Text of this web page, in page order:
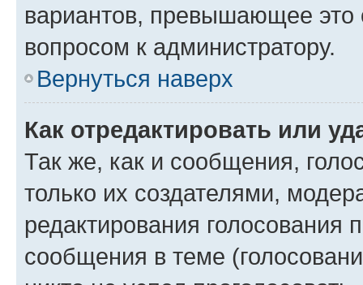
вариантов, превышающее это
вопросом к администратору.
Вернуться наверх
Как отредактировать или
Так же, как и сообщения,
только их создателями,
редактирования голосования
сообщения в теме